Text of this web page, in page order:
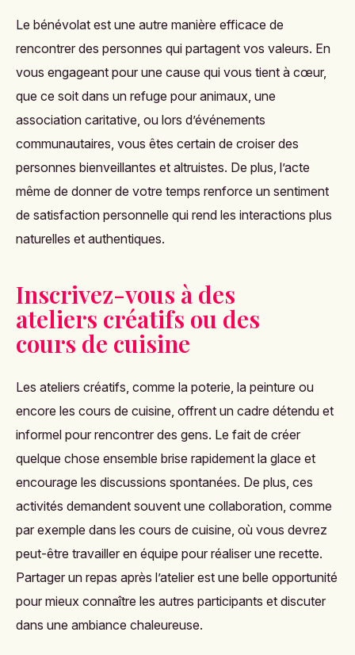
Le bénévolat est une autre manière efficace de
rencontrer des personnes qui partagent vos valeurs. En
vous engageant pour une cause qui vous tient à cœur,
que ce soit dans un refuge pour animaux, une
association caritative, ou lors d’événements
communautaires, vous êtes certain de croiser des
personnes bienveillantes et altruistes. De plus, l’acte
même de donner de votre temps renforce un sentiment
de satisfaction personnelle qui rend les interactions plus
naturelles et authentiques​.
Inscrivez-vous à des
ateliers créatifs ou des
cours de cuisine
Les ateliers créatifs, comme la poterie, la peinture ou
encore les cours de cuisine, offrent un cadre détendu et
informel pour rencontrer des gens. Le fait de créer
quelque chose ensemble brise rapidement la glace et
encourage les discussions spontanées. De plus, ces
activités demandent souvent une collaboration, comme
par exemple dans les cours de cuisine, où vous devrez
peut-être travailler en équipe pour réaliser une recette.
Partager un repas après l’atelier est une belle opportunité
pour mieux connaître les autres participants et discuter
dans une ambiance chaleureuse​.